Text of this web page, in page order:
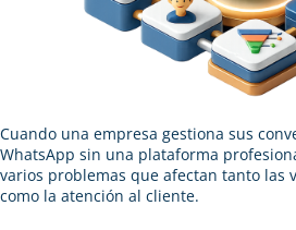
Cuando una empresa gestiona sus
WhatsApp sin una plataforma
varios problemas que afectan tanto las
como la atención al cliente.